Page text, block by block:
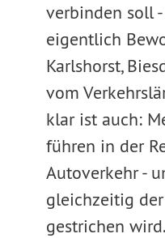
verbinden soll
eigentlich
Karlshorst,
vom
klar ist auch:
führen in der
Autoverkehr -
gleichzeitig
gestrichen